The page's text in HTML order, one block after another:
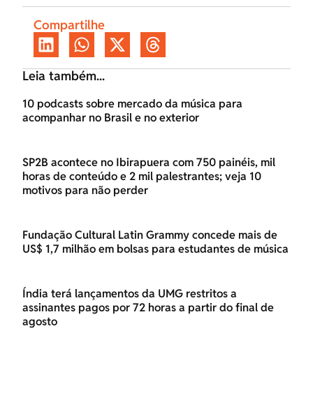
Compartilhe
Leia também...
10 podcasts sobre mercado da música para
acompanhar no Brasil e no exterior
SP2B acontece no Ibirapuera com 750 painéis, mil
horas de conteúdo e 2 mil palestrantes; veja 10
motivos para não perder
Fundação Cultural Latin Grammy concede mais de
US$ 1,7 milhão em bolsas para estudantes de música
Índia terá lançamentos da UMG restritos a
assinantes pagos por 72 horas a partir do final de
agosto